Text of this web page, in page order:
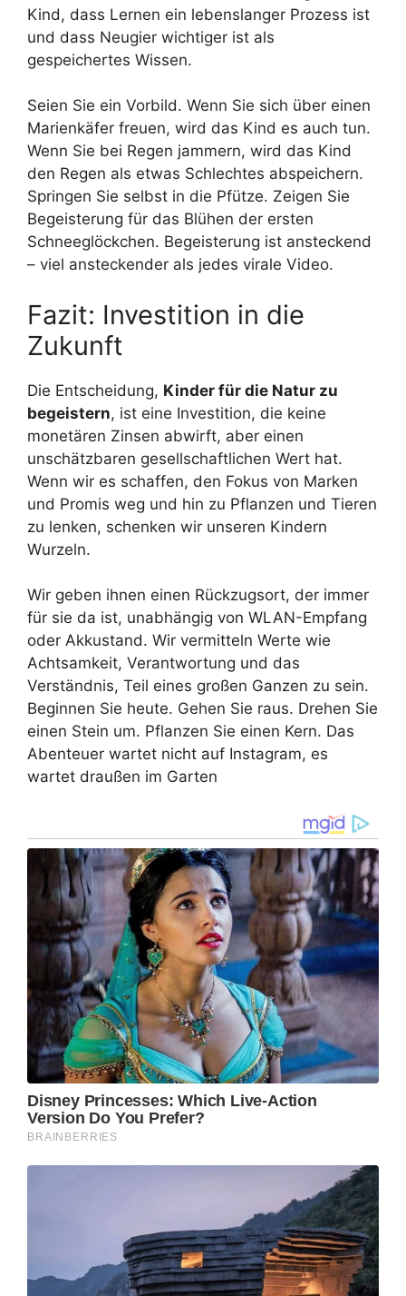
Kind, dass Lernen ein lebenslanger Prozess ist
und dass Neugier wichtiger ist als
gespeichertes Wissen.
Seien Sie ein Vorbild. Wenn Sie sich über einen
Marienkäfer freuen, wird das Kind es auch tun.
Wenn Sie bei Regen jammern, wird das Kind
den Regen als etwas Schlechtes abspeichern.
Springen Sie selbst in die Pfütze. Zeigen Sie
Begeisterung für das Blühen der ersten
Schneeglöckchen. Begeisterung ist ansteckend
– viel ansteckender als jedes virale Video.
Fazit: Investition in die
Zukunft
Die Entscheidung, Kinder für die Natur zu
begeistern, ist eine Investition, die keine
monetären Zinsen abwirft, aber einen
unschätzbaren gesellschaftlichen Wert hat.
Wenn wir es schaffen, den Fokus von Marken
und Promis weg und hin zu Pflanzen und Tieren
zu lenken, schenken wir unseren Kindern
Wurzeln.
Wir geben ihnen einen Rückzugsort, der immer
für sie da ist, unabhängig von WLAN-Empfang
oder Akkustand. Wir vermitteln Werte wie
Achtsamkeit, Verantwortung und das
Verständnis, Teil eines großen Ganzen zu sein.
Beginnen Sie heute. Gehen Sie raus. Drehen Sie
einen Stein um. Pflanzen Sie einen Kern. Das
Abenteuer wartet nicht auf Instagram, es
wartet draußen im Garten